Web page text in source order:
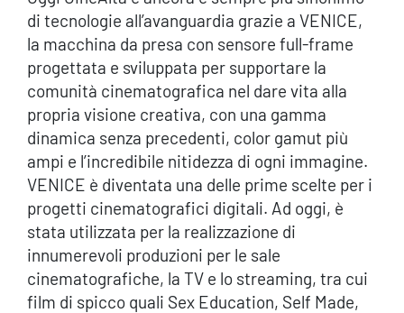
di tecnologie all’avanguardia grazie a VENICE,
la macchina da presa con sensore full-frame
progettata e sviluppata per supportare la
comunità cinematografica nel dare vita alla
propria visione creativa, con una gamma
dinamica senza precedenti, color gamut più
ampi e l’incredibile nitidezza di ogni immagine.
VENICE è diventata una delle prime scelte per i
progetti cinematografici digitali. Ad oggi, è
stata utilizzata per la realizzazione di
innumerevoli produzioni per le sale
cinematografiche, la TV e lo streaming, tra cui
film di spicco quali Sex Education, Self Made,